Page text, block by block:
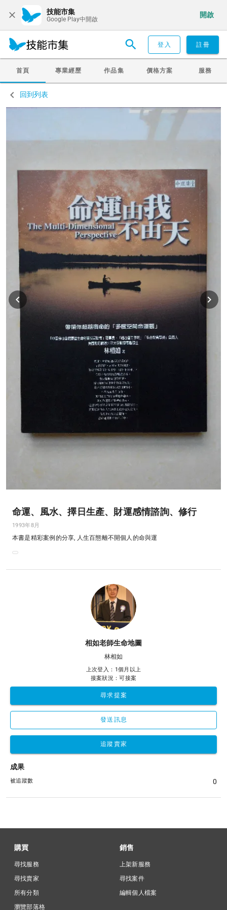
技能市集
Google Play中開啟
開啟
登入 註冊
首頁 專業經歷 作品集 價格方案 服務
回到列表
命運、風水、擇日生產、財運感情諮詢、修行
1993年8月
本書是精彩案例的分享, 人生百態離不開個人的命與運
相如老師生命地圖
林相如
上次登入：1個月以上
接案狀況：可接案
尋求提案
發送訊息
追蹤賣家
成果
被追蹤數 0
購買
尋找服務
尋找賣家
所有分類
瀏覽部落格
銷售
上架新服務
尋找案件
編輯個人檔案